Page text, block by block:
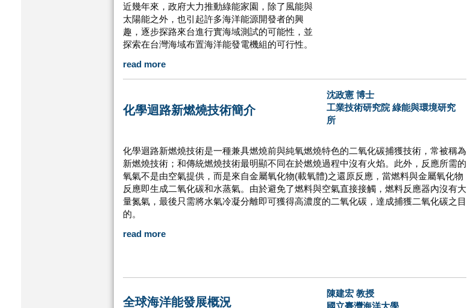
近幾年來，政府大力推動綠能家園，除了風能與
太陽能之外，也引起許多海洋能源開發者的興
趣，逐步探路來台進行實海域測試的可能性，並
探索在台灣海域布置海洋能發電機組的可行性。
read more
化學迴路新燃燒技術簡介
沈政憲 博士
工業技術研究院 綠能與環境研究
所
化學迴路新燃燒技術是一種兼具燃燒前與純氧燃燒特色的二氧化碳捕獲技術，常被稱為
新燃燒技術；和傳統燃燒技術最明顯不同在於燃燒過程中沒有火焰。此外，反應所需的
氧氣不是由空氣提供，而是來自金屬氧化物(載氧體)之還原反應，當燃料與金屬氧化物
反應即生成二氧化碳和水蒸氣。由於避免了燃料與空氣直接接觸，燃料反應器內沒有大
量氮氣，最後只需將水氣冷凝分離即可獲得高濃度的二氧化碳，達成捕獲二氧化碳之目
的。
read more
全球海洋能發展概況
陳建宏 教授
國立臺灣海洋大學